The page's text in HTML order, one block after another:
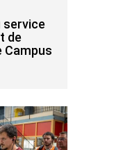
service
de
Campus